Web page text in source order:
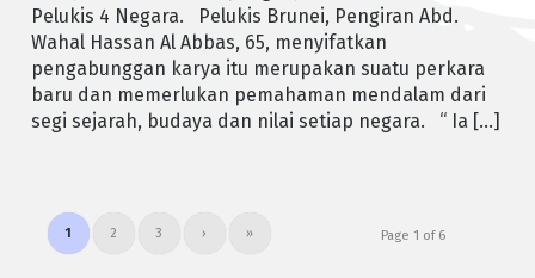
Pelukis 4 Negara. Pelukis Brunei, Pengiran Abd.
Wahal Hassan Al Abbas, 65, menyifatkan
pengabunggan karya itu merupakan suatu perkara
baru dan memerlukan pemahaman mendalam dari
segi sejarah, budaya dan nilai setiap negara. “ Ia […]
Page 1 of 6
1 2 3 › »